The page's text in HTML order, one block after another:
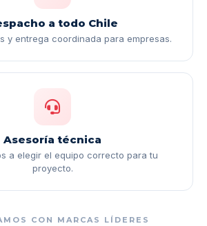
a todo Chile
y entrega coordinada para empresas.
Asesoría técnica
a elegir el equipo correcto para tu
proyecto.
CON MARCAS LÍDERES